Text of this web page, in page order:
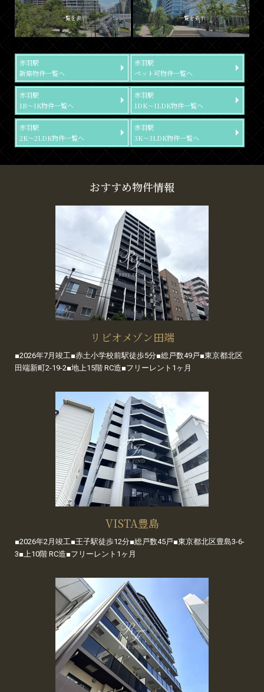
一覧を表示 一覧を表示
赤羽駅
新築物件一覧へ
赤羽駅
ペット可物件一覧へ
赤羽駅
1R～1K物件一覧へ
赤羽駅
1DK～1LDK物件一覧へ
赤羽駅
2K～2LDK物件一覧へ
赤羽駅
3K～3LDK物件一覧へ
おすすめ物件情報
リビオメゾン田端
■2026年7月竣工■赤土小学校前駅徒歩5分■総戸数49戸■東京都北区
田端新町2-19-2■地上15階 RC造■フリーレント1ヶ月
VISTA豊島
■2026年2月竣工■王子駅徒歩12分■総戸数45戸■東京都北区豊島3-6-
3■上10階 RC造■フリーレント1ヶ月